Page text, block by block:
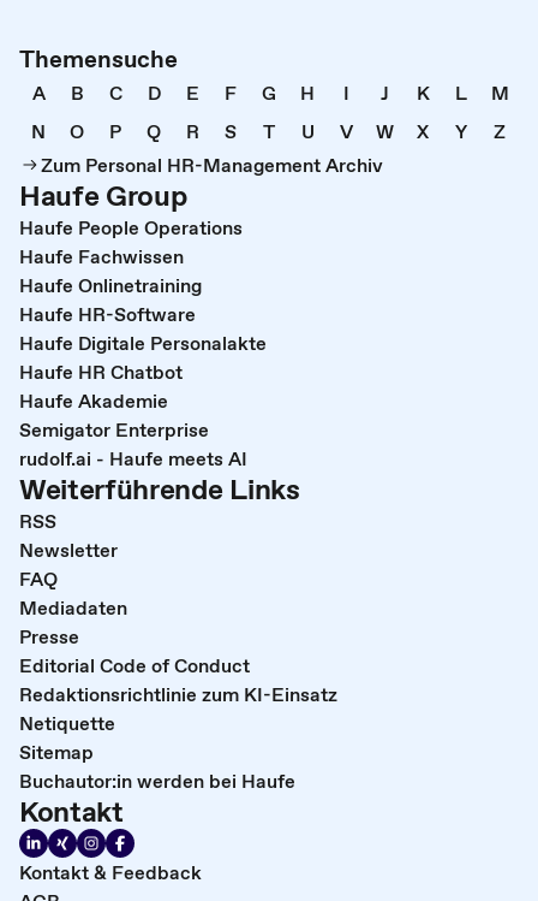
Themensuche
A B C D E F G H I J K L
M
N
O P Q R S T U V W X Y
Z
Zum Personal HR-Management Archiv
Haufe Group
Haufe People Operations
Haufe Fachwissen
Haufe Onlinetraining
Haufe HR-Software
Haufe Digitale Personalakte
Haufe HR Chatbot
Haufe Akademie
Semigator Enterprise
rudolf.ai - Haufe meets AI
Weiterführende Links
RSS
Newsletter
FAQ
Mediadaten
Presse
Editorial Code of Conduct
Redaktionsrichtlinie zum KI-Einsatz
Netiquette
Sitemap
Buchautor:in werden bei Haufe
Kontakt
Kontakt & Feedback